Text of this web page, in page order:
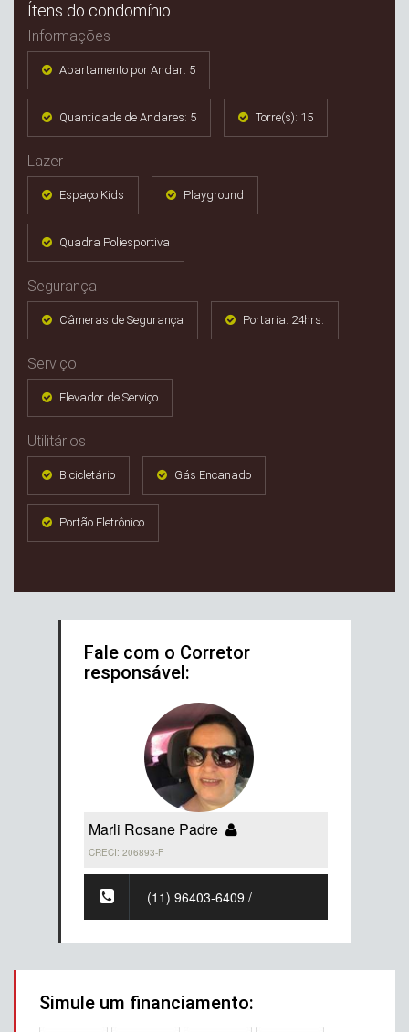
Ítens do condomínio
Informações
Apartamento por Andar: 5
Quantidade de Andares: 5 Torre(s): 15
Lazer
Espaço Kids Playground
Quadra Poliesportiva
Segurança
Câmeras de Segurança Portaria: 24hrs.
Serviço
Elevador de Serviço
Utilitários
Bicicletário Gás Encanado
Portão Eletrônico
Fale com o Corretor
responsável:
Marli Rosane Padre
CRECI: 206893-F
(11) 96403-6409 /
Simule um financiamento: